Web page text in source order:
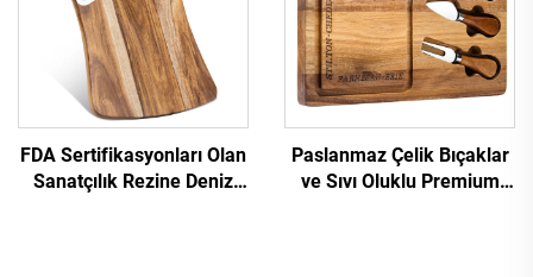
FDA Sertifikasyonları Olan
Sanatçılık Rezine Deniz
Paslanmaz Çelik Bıçaklar
ve Sıvı Oluklu Premium